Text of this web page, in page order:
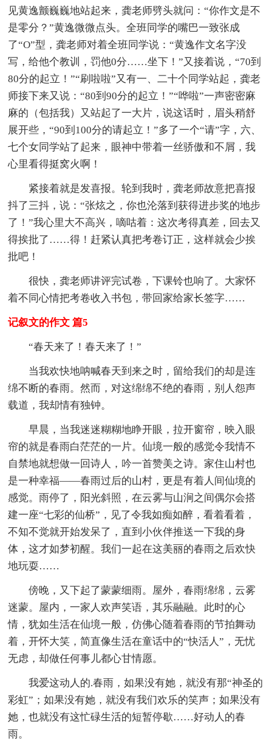
见黄逸颤巍巍地站起来，龚老师劈头就问：“你作文是不
是零分？”黄逸微微点头。全班同学的嘴巴一致张成
了“O”型，龚老师对着全班同学说：“黄逸作文名字没
写，给他个教训，罚他0分……坐下！”又接着说，“70到
80分的起立！”“刷啦啦”又有一、二十个同学站起，龚老
师接下来又说：“80到90分的起立！”“哗啦”一声密密麻
麻的（包括我）又站起了一大片，说这话时，眉头稍舒
展开些，“90到100分的请起立！”多了一个“请”字，六、
七个女同学站了起来，眼神中带着一丝骄傲和不屑，我
心里看得挺窝火啊！
紧接着就是发喜报。轮到我时，龚老师故意把喜报
抖了三抖，说：“张炫之，你也沦落到获得进步奖的地步
了！”我心里大不高兴，嘀咕着：这次考得真差，回去又
得挨批了……得！赶紧认真把考卷订正，这样就会少挨
批吧！
很快，龚老师讲评完试卷，下课铃也响了。大家怀
着不同心情把考卷收入书包，带回家给家长签字……
记叙文的作文 篇5
“春天来了！春天来了！”
当我欢快地呐喊春天到来之时，留给我们的却是连
绵不断的春雨。然而，对这绵绵不绝的春雨，别人怨声
载道，我却情有独钟。
早晨，当我迷迷糊糊地睁开眼，拉开窗帘，映入眼
帘的就是春雨白茫茫的一片。仙境一般的感觉令我情不
自禁地就想做一回诗人，吟一首赞美之诗。家住山村也
是一种幸福——春雨过后的山村，更是有着人间仙境的
感觉。雨停了，阳光斜照，在云雾与山涧之间偶尔会搭
建一座“七彩的仙桥”，见了令我如痴如醉，看着看着，
不知不觉就开始发呆了，直到小伙伴推送一下我的身
体，这才如梦初醒。我们一起在这美丽的春雨之后欢快
地玩耍……
傍晚，又下起了蒙蒙细雨。屋外，春雨绵绵，云雾
迷蒙。屋内，一家人欢声笑语，其乐融融。此时的心
情，犹如生活在仙境一般，仿佛心随着春雨的节拍舞动
着，开怀大笑，简直像生活在童话中的“快活人”，无忧
无虑，却做任何事儿都心甘情愿。
我爱这动人的.春雨，如果没有她，就没有那“神圣的
彩虹”；如果没有她，就没有我们欢乐的笑声；如果没有
她，也就没有这忙碌生活的短暂停歇……好动人的春
雨。